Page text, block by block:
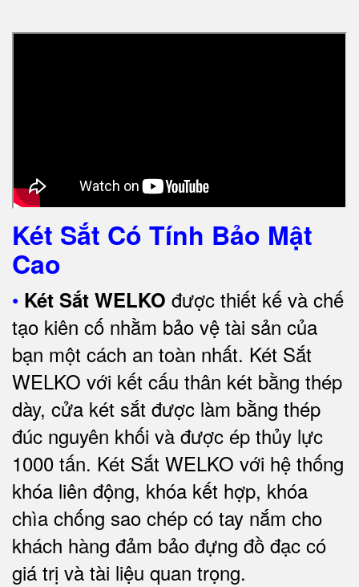
Két Sắt Có Tính Bảo Mật
Cao
• Két Sắt WELKO được thiết kế và chế
tạo kiên cố nhằm bảo vệ tài sản của
bạn một cách an toàn nhất. Két Sắt
WELKO với kết cấu thân két bằng thép
dày, cửa két sắt được làm bằng thép
đúc nguyên khối và được ép thủy lực
1000 tấn. Két Sắt WELKO với hệ thống
khóa liên động, khóa kết hợp, khóa
chìa chống sao chép có tay nắm cho
khách hàng đảm bảo đựng đồ đạc có
giá trị và tài liệu quan trọng.